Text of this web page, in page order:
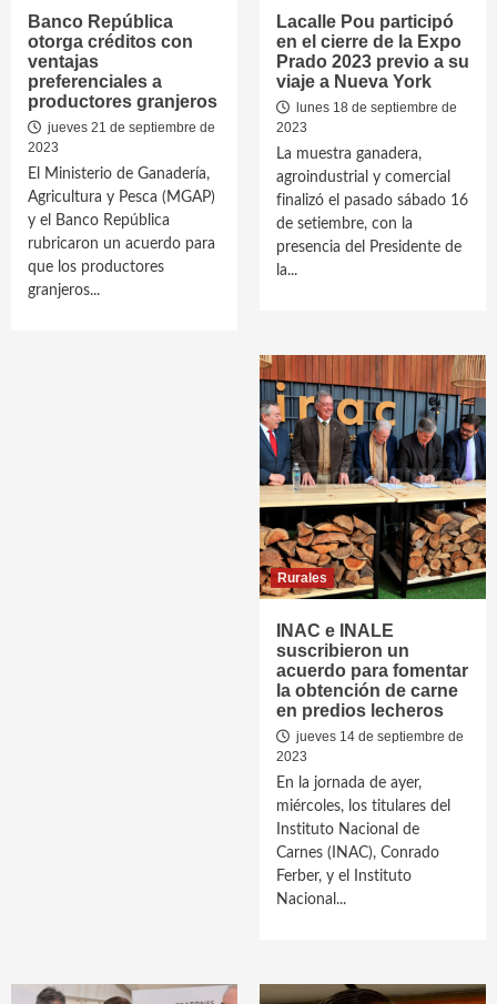
Banco República
otorga créditos con
ventajas
preferenciales a
productores granjeros
jueves 21 de septiembre de
2023
El Ministerio de Ganadería,
Agricultura y Pesca (MGAP)
y el Banco República
rubricaron un acuerdo para
que los productores
granjeros...
Lacalle Pou participó
en el cierre de la Expo
Prado 2023 previo a su
viaje a Nueva York
lunes 18 de septiembre de
2023
La muestra ganadera,
agroindustrial y comercial
finalizó el pasado sábado 16
de setiembre, con la
presencia del Presidente de
la...
Rurales
INAC e INALE
suscribieron un
acuerdo para fomentar
la obtención de carne
en predios lecheros
jueves 14 de septiembre de
2023
En la jornada de ayer,
miércoles, los titulares del
Instituto Nacional de
Carnes (INAC), Conrado
Ferber, y el Instituto
Nacional...